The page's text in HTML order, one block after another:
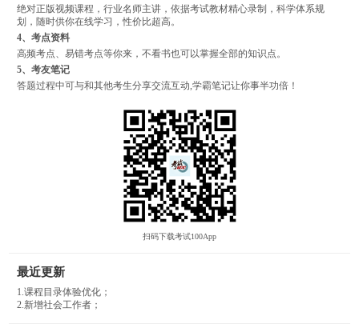
绝对正版视频课程，行业名师主讲，依据考试教材精心录制，科学体系规
划，随时供你在线学习，性价比超高。
4、考点资料
高频考点、易错考点等你来，不看书也可以掌握全部的知识点。
5、考友笔记
答题过程中可与和其他考生分享交流互动,学霸笔记让你事半功倍！
扫码下载考试100App
最近更新
1.课程目录体验优化；
2.新增社会工作者；